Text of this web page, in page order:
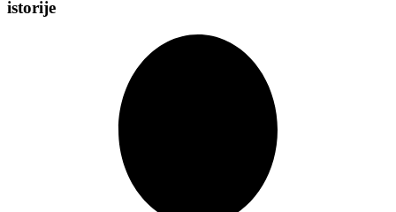
istorije